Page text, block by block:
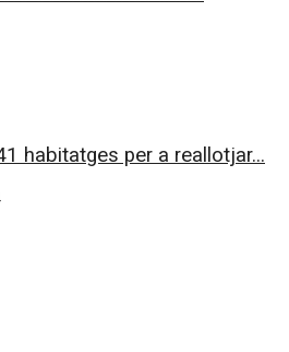
habitatges per a reallotjar...